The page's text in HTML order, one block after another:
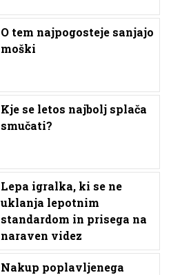
O tem najpogosteje sanjajo
moški
Kje se letos najbolj splača
smučati?
Lepa igralka, ki se ne
uklanja lepotnim
standardom in prisega na
naraven videz
Nakup poplavljenega